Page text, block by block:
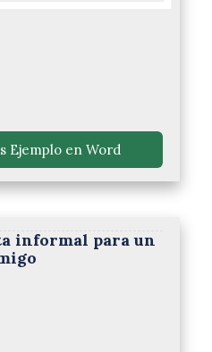
Ejemplo en Word
informal para un